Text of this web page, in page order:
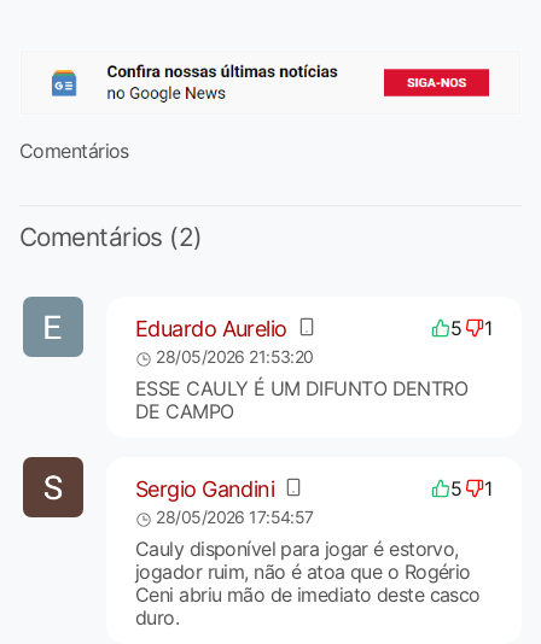
Comentários
Comentários (2)
Eduardo Aurelio 5 1
28/05/2026 21:53:20
ESSE CAULY É UM DIFUNTO DENTRO
DE CAMPO
Sergio Gandini 5 1
28/05/2026 17:54:57
Cauly disponível para jogar é estorvo,
jogador ruim, não é atoa que o Rogério
Ceni abriu mão de imediato deste casco
duro.